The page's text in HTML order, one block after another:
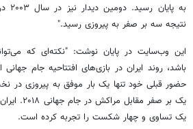
نتیجه سه بر صفر به پیروزی رسید."
این وب‌سایت در پایان نوشت: "نکته‌ای که می‌تواند
باشد، روند ایران در بازی‌های افتتاحیه جام
حضور قبلی خود تنها یک بار موفق به پیروزی در
یک بر صفر
یک تساوی و چهار شکست را تجربه کرده است.